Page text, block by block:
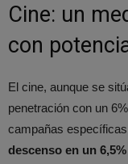
Cine: un
con
El cine, aunque se
penetración con un
campañas
descenso en un